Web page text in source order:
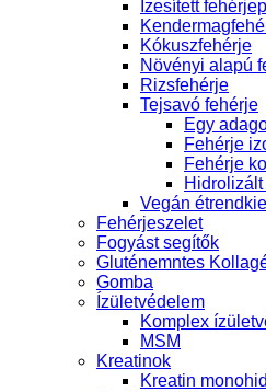
Ízesített
Kókuszfehérje
Növényi alapú
Rizsfehérje
Tejsavó fehérje
Egy
Fehérje
Fehérje
Vegán
Fehérjeszelet
Fogyást segítők
Gluténemntes
Gomba
Ízületvédelem
Komplex
MSM
Kreatinok
Kreatin